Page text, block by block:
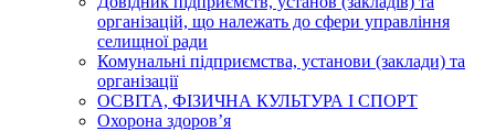
організацій, що належать до сфери управління
селищної ради
Комунальні підприємства, установи (заклади) та
організації
ОСВІТА, ФІЗИЧНА КУЛЬТУРА І СПОРТ
Охорона здоров’я